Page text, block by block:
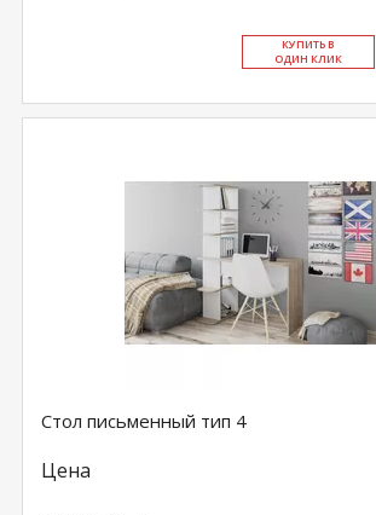
КУ­ПИТЬ В
ОДИН КЛИК
Стол письменный тип 4
Цена